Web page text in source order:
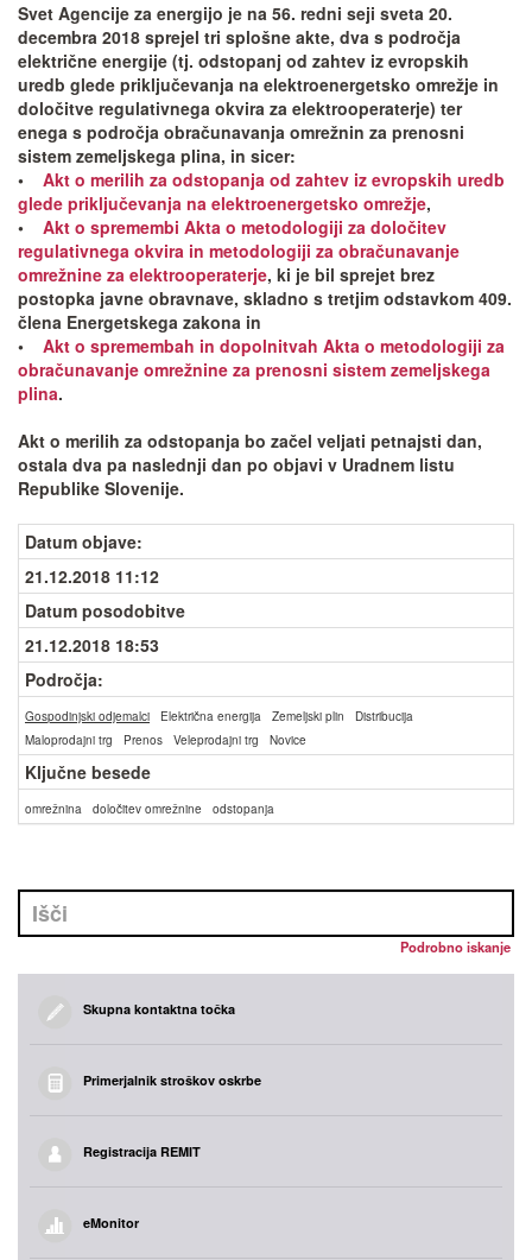
Svet Agencije za energijo je na 56. redni seji sveta 20.
decembra 2018 sprejel tri splošne akte, dva s področja
električne energije (tj. odstopanj od zahtev iz evropskih
uredb glede priključevanja na elektroenergetsko omrežje in
določitve regulativnega okvira za elektrooperaterje) ter
enega s področja obračunavanja omrežnin za prenosni
sistem zemeljskega plina, in sicer:
• Akt o merilih za odstopanja od zahtev iz evropskih uredb
glede priključevanja na elektroenergetsko omrežje,
•
Akt o spremembi Akta o metodologiji za določitev
regulativnega okvira in metodologiji za obračunavanje
omrežnine za elektrooperaterje, ki je bil sprejet brez
postopka javne obravnave, skladno s tretjim odstavkom 409.
člena Energetskega zakona in
• Akt o spremembah in dopolnitvah Akta o metodologiji za
obračunavanje omrežnine za prenosni sistem zemeljskega
plina.
Akt o merilih za odstopanja bo začel veljati petnajsti dan,
ostala dva pa naslednji dan po objavi v Uradnem listu
Republike Slovenije.
Datum objave:
21.12.2018 11:12
Datum posodobitve
21.12.2018 18:53
Področja:
Gospodinjski odjemalci Električna energija Zemeljski plin
Distribucija
Maloprodajni trg
Prenos Veleprodajni trg Novice
Ključne besede
omrežnina določitev omrežnine odstopanja
Podrobno iskanje
Skupna kontaktna točka
Primerjalnik stroškov oskrbe
Registracija REMIT
eMonitor